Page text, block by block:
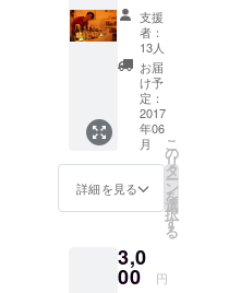
トハウスに
生まれ変わ
クチ
ケット
５枚を
リター
ンとし
てお送
りしま
す。 有
効期限
はあり
ませ
ん。
支援
者：
13人
お届
け予
定：
2017
年06
月
詳細を見る
こ
の
リ
タ
ー
ン
を
選
択
す
る
3,0
00 円